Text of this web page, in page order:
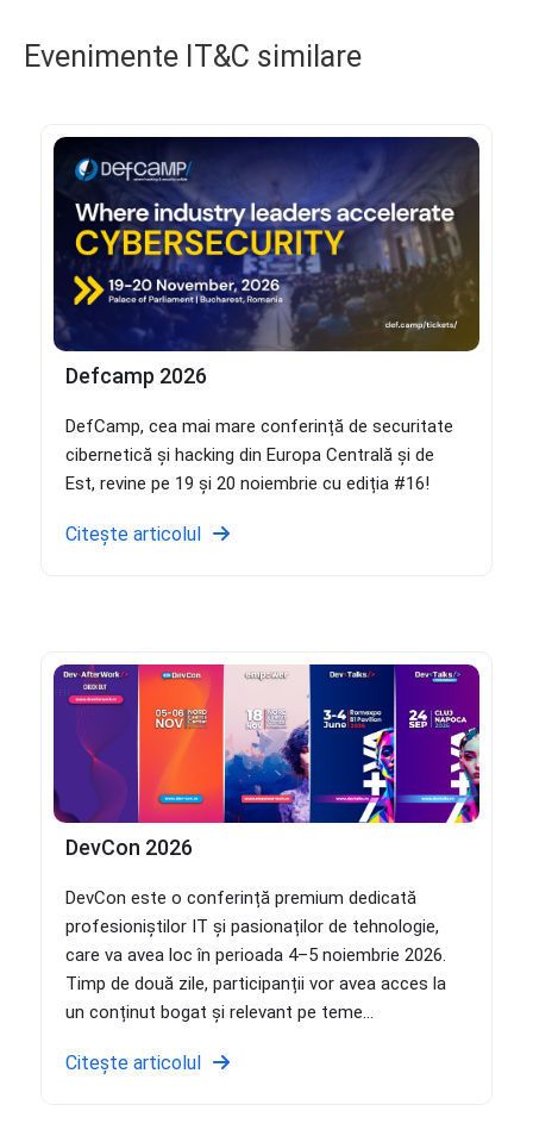
Evenimente IT&C similare
Defcamp 2026
DefCamp, cea mai mare conferință de securitate
cibernetică și hacking din Europa Centrală și de
Est, revine pe 19 și 20 noiembrie cu ediția #16!
Citește articolul
DevCon 2026
DevCon este o conferință premium dedicată
profesioniștilor IT și pasionaților de tehnologie,
care va avea loc în perioada 4–5 noiembrie 2026.
Timp de două zile, participanții vor avea acces la
un conținut bogat și relevant pe teme...
Citește articolul